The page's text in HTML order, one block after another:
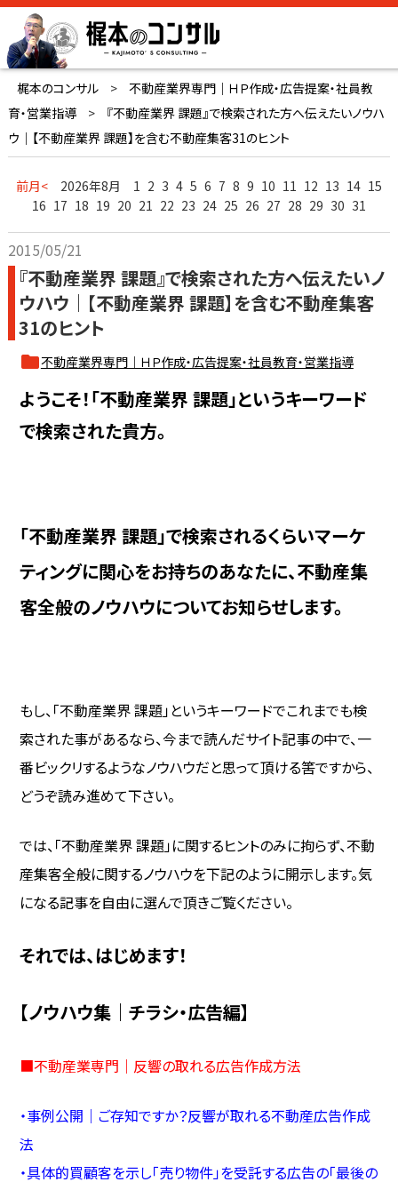
梶本のコンサル >
不動産業界専門｜ＨＰ作成・広告提案・社員教
育・営業指導
>
『不動産業界 課題』で検索された方へ伝えたいノウハ
ウ｜【不動産業界 課題】を含む不動産集客31のヒント
前月< 2026年8月 1 2 3 4 5 6 7 8 9 10 11 12 13 14 15
16 17 18 19 20 21 22 23 24 25 26 27 28 29 30 31
2015/05/21
『不動産業界 課題』で検索された方へ伝えたいノ
ウハウ｜【不動産業界 課題】を含む不動産集客
31のヒント
不動産業界専門｜ＨＰ作成・広告提案・社員教育・営業指導
ようこそ！「不動産業界 課題」というキーワード
で検索された貴方。
「不動産業界 課題」で検索されるくらいマーケ
ティングに関心をお持ちのあなたに、不動産集
客全般のノウハウについてお知らせします。
もし、「不動産業界 課題」というキーワードでこれまでも検
索された事があるなら、今まで読んだサイト記事の中で、一
番ビックリするようなノウハウだと思って頂ける筈ですから、
どうぞ読み進めて下さい。
では、「不動産業界 課題」に関するヒントのみに拘らず、不動
産集客全般に関するノウハウを下記のように開示します。気
になる記事を自由に選んで頂きご覧ください。
それでは、はじめます！
【ノウハウ集｜チラシ・広告編】
■不動産業専門｜反響の取れる広告作成方法
・事例公開｜ご存知ですか？反響が取れる不動産広告作成
法
・具体的買顧客を示し「売り物件」を受託する広告の「最後の